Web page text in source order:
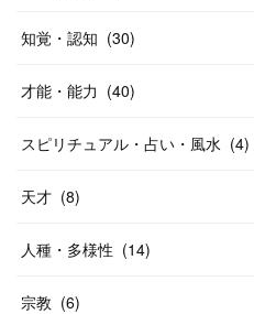
知覚・認知 (30)
才能・能力 (40)
スピリチュアル・占い・風水 (4)
天才 (8)
人種・多様性 (14)
宗教 (6)